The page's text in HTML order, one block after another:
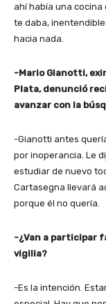
ahí había una cocina
te daba,
hacia nada.
-Mario Gianotti,
Plata, denunció
avanzar con la
-Gianotti antes
por inoperancia. Le
estudiar de nuevo
Cartasegna llevará
porque él no quería.
-¿Van a participar
vigilia?
-Es la intención.